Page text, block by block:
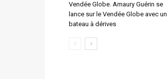
Vendée Globe. Amaury Guérin se
lance sur le Vendée Globe avec un
bateau à dérives